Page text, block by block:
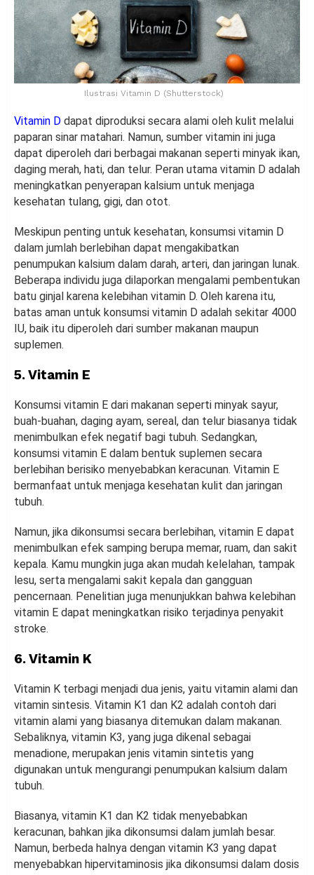
Ilustrasi Vitamin D (Shutterstock)
Vitamin D dapat diproduksi secara alami oleh kulit melalui
paparan sinar matahari. Namun, sumber vitamin ini juga
dapat diperoleh dari berbagai makanan seperti minyak ikan,
daging merah, hati, dan telur. Peran utama vitamin D adalah
meningkatkan penyerapan kalsium untuk menjaga
kesehatan tulang, gigi, dan otot.
Meskipun penting untuk kesehatan, konsumsi vitamin D
dalam jumlah berlebihan dapat mengakibatkan
penumpukan kalsium dalam darah, arteri, dan jaringan lunak.
Beberapa individu juga dilaporkan mengalami pembentukan
batu ginjal karena kelebihan vitamin D. Oleh karena itu,
batas aman untuk konsumsi vitamin D adalah sekitar 4000
IU, baik itu diperoleh dari sumber makanan maupun
suplemen.
5. Vitamin E
Konsumsi vitamin E dari makanan seperti minyak sayur,
buah-buahan, daging ayam, sereal, dan telur biasanya tidak
menimbulkan efek negatif bagi tubuh. Sedangkan,
konsumsi vitamin E dalam bentuk suplemen secara
berlebihan berisiko menyebabkan keracunan. Vitamin E
bermanfaat untuk menjaga kesehatan kulit dan jaringan
tubuh.
Namun, jika dikonsumsi secara berlebihan, vitamin E dapat
menimbulkan efek samping berupa memar, ruam, dan sakit
kepala. Kamu mungkin juga akan mudah kelelahan, tampak
lesu, serta mengalami sakit kepala dan gangguan
pencernaan. Penelitian juga menunjukkan bahwa kelebihan
vitamin E dapat meningkatkan risiko terjadinya penyakit
stroke.
6. Vitamin K
Vitamin K terbagi menjadi dua jenis, yaitu vitamin alami dan
vitamin sintesis. Vitamin K1 dan K2 adalah contoh dari
vitamin alami yang biasanya ditemukan dalam makanan.
Sebaliknya, vitamin K3, yang juga dikenal sebagai
menadione, merupakan jenis vitamin sintetis yang
digunakan untuk mengurangi penumpukan kalsium dalam
tubuh.
Biasanya, vitamin K1 dan K2 tidak menyebabkan
keracunan, bahkan jika dikonsumsi dalam jumlah besar.
Namun, berbeda halnya dengan vitamin K3 yang dapat
menyebabkan hipervitaminosis jika dikonsumsi dalam dosis